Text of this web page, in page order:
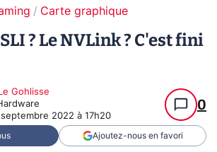
Carte graphique
? Le NVLink ? C'est fini
Gohlisse
2022 à 17h20
0
Ajoutez-nous en favori